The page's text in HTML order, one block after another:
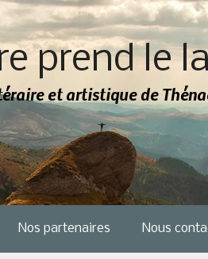
prend le
et artistique de
Nos partenaires Nous